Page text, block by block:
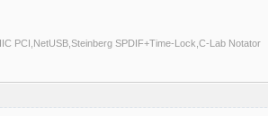
PCI,NetUSB,Steinberg SPDIF+Time-Lock,C-Lab Notator